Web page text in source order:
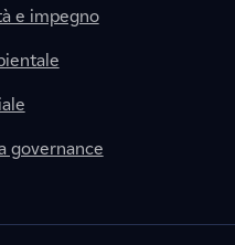
e impegno
governance